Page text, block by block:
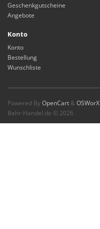
Geschenkgutscheine
Angebote
Konto
Konto
Bestellung
Wunschliste
Powered ByOpenCart & OSWorX
Behr-Handel.de © 2026